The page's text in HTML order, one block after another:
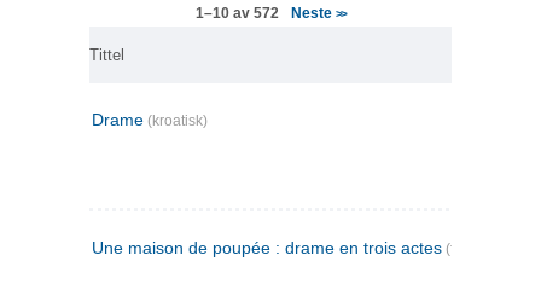
1–10 av 572 Neste >>
Tittel
Drame (kroatisk)
Une maison de poupée : drame en trois actes (fransk)